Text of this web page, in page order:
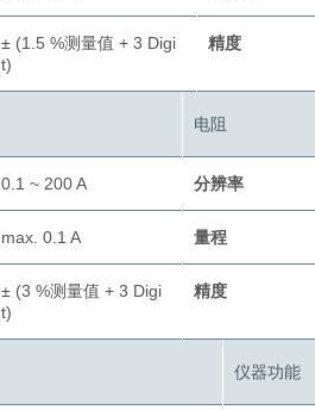
± (1.5 %测量值 + 3 Digi
t)
精度
0.1 ~ 200 A
max. 0.1 A
± (3 %测量值 + 3 Digi
t)
电阻
分辨率
量程
精度
仪器功能